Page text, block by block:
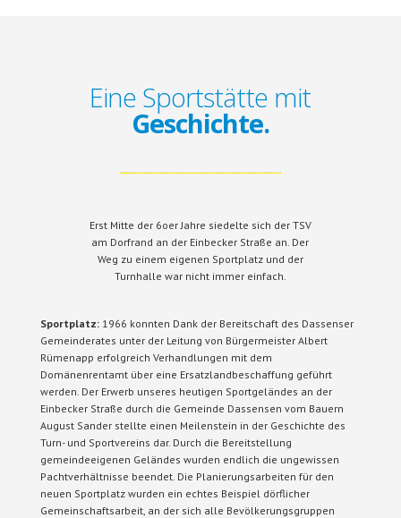
Eine Sportstätte mit
Geschichte.
Erst Mitte der 6oer Jahre siedelte sich der TSV
am Dorfrand an der Einbecker Straße an. Der
Weg zu einem eigenen Sportplatz und der
Turnhalle war nicht immer einfach.
Sportplatz:1966 konnten Dank der Bereitschaft des Dassenser
Gemeinderates unter der Leitung von Bürgermeister Albert
Rümenapp erfolgreich Verhandlungen mit dem
Domänenrentamt über eine Ersatzlandbeschaffung geführt
werden. Der Erwerb unseres heutigen Sportgeländes an der
Einbecker Straße durch die Gemeinde Dassensen vom Bauern
August Sander stellte einen Meilenstein in der Geschichte des
Turn- und Sportvereins dar. Durch die Bereitstellung
gemeindeeigenen Geländes wurden endlich die ungewissen
Pachtverhältnisse beendet. Die Planierungsarbeiten für den
neuen Sportplatz wurden ein echtes Beispiel dörflicher
Gemeinschaftsarbeit, an der sich alle Bevölkerungsgruppen